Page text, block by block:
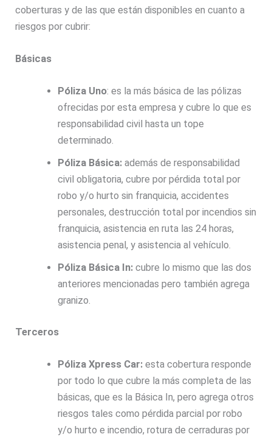
coberturas y de las que están disponibles en cuanto a
riesgos por cubrir:
Básicas
Póliza Uno: es la más básica de las pólizas
ofrecidas por esta empresa y cubre lo que es
responsabilidad civil hasta un tope
determinado.
Póliza Básica: además de responsabilidad
civil obligatoria, cubre por pérdida total por
robo y/o hurto sin franquicia, accidentes
personales, destrucción total por incendios sin
franquicia, asistencia en ruta las 24 horas,
asistencia penal, y asistencia al vehículo.
Póliza Básica In:cubre lo mismo que las dos
anteriores mencionadas pero también agrega
granizo.
Terceros
Póliza Xpress Car:esta cobertura responde
por todo lo que cubre la más completa de las
básicas, que es la Básica In, pero agrega otros
riesgos tales como pérdida parcial por robo
y/o hurto e incendio, rotura de cerraduras por